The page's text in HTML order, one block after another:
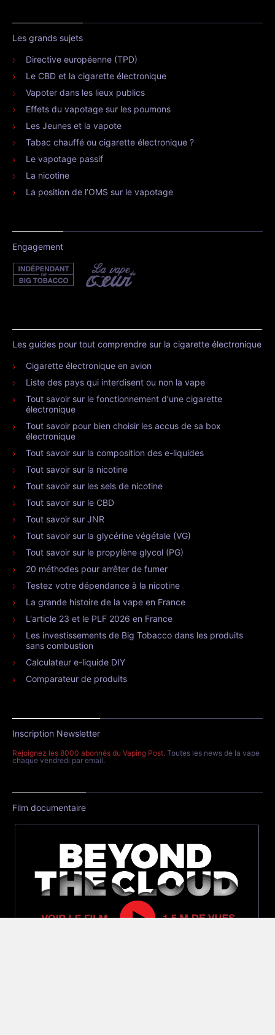
Les grands sujets
Directive européenne (TPD)
Le CBD et la cigarette électronique
Vapoter dans les lieux publics
Effets du vapotage sur les poumons
Les Jeunes et la vapote
Tabac chauffé ou cigarette électronique ?
Le vapotage passif
La nicotine
La position de l’OMS sur le vapotage
Engagement
Les guides pour tout comprendre sur la cigarette électronique
Cigarette électronique en avion
Liste des pays qui interdisent ou non la vape
Tout savoir sur le fonctionnement d'une cigarette
électronique
Tout savoir pour bien choisir les accus de sa box
électronique
Tout savoir sur la composition des e-liquides
Tout savoir sur la nicotine
Tout savoir sur les sels de nicotine
Tout savoir sur le CBD
Tout savoir sur JNR
Tout savoir sur la glycérine végétale (VG)
Tout savoir sur le propylène glycol (PG)
20 méthodes pour arrêter de fumer
Testez votre dépendance à la nicotine
La grande histoire de la vape en France
L'article 23 et le PLF 2026 en France
Les investissements de Big Tobacco dans les produits
sans combustion
Calculateur e-liquide DIY
Comparateur de produits
Inscription Newsletter
Rejoignez les 8000 abonnés du Vaping Post. Toutes les news de la vape
chaque vendredi par email.
Film documentaire